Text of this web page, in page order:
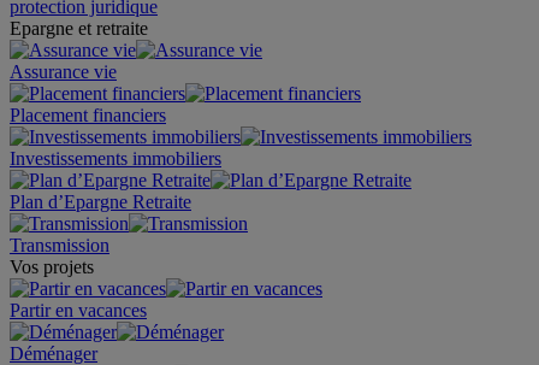
protection juridique
Epargne et retraite
Assurance vie
Placement financiers
Investissements immobiliers
Plan d’Epargne Retraite
Transmission
Vos projets
Partir en vacances
Déménager